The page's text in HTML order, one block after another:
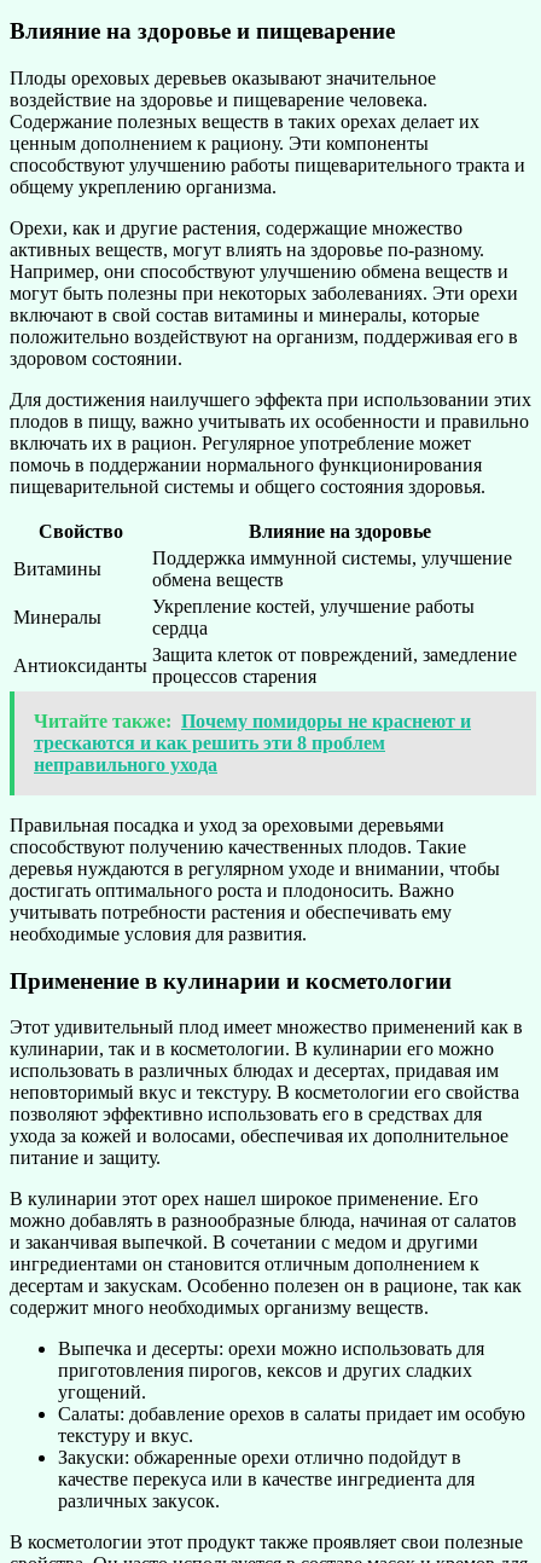
Влияние на здоровье и пищеварение
Плоды ореховых деревьев оказывают значительное
воздействие на здоровье и пищеварение человека.
Содержание полезных веществ в таких орехах делает их
ценным дополнением к рациону. Эти компоненты
способствуют улучшению работы пищеварительного тракта и
общему укреплению организма.
Орехи, как и другие растения, содержащие множество
активных веществ, могут влиять на здоровье по-разному.
Например, они способствуют улучшению обмена веществ и
могут быть полезны при некоторых заболеваниях. Эти орехи
включают в свой состав витамины и минералы, которые
положительно воздействуют на организм, поддерживая его в
здоровом состоянии.
Для достижения наилучшего эффекта при использовании этих
плодов в пищу, важно учитывать их особенности и правильно
включать их в рацион. Регулярное употребление может
помочь в поддержании нормального функционирования
пищеварительной системы и общего состояния здоровья.
Свойство
Влияние на здоровье
Витамины
Поддержка иммунной системы, улучшение
обмена веществ
Минералы
Укрепление костей, улучшение работы
сердца
Антиоксиданты
Защита клеток от повреждений, замедление
процессов старения
Читайте также: Почему помидоры не краснеют и
трескаются и как решить эти 8 проблем
неправильного ухода
Правильная посадка и уход за ореховыми деревьями
способствуют получению качественных плодов. Такие
деревья нуждаются в регулярном уходе и внимании, чтобы
достигать оптимального роста и плодоносить. Важно
учитывать потребности растения и обеспечивать ему
необходимые условия для развития.
Применение в кулинарии и косметологии
Этот удивительный плод имеет множество применений как в
кулинарии, так и в косметологии. В кулинарии его можно
использовать в различных блюдах и десертах, придавая им
неповторимый вкус и текстуру. В косметологии его свойства
позволяют эффективно использовать его в средствах для
ухода за кожей и волосами, обеспечивая их дополнительное
питание и защиту.
В кулинарии этот орех нашел широкое применение. Его
можно добавлять в разнообразные блюда, начиная от салатов
и заканчивая выпечкой. В сочетании с медом и другими
ингредиентами он становится отличным дополнением к
десертам и закускам. Особенно полезен он в рационе, так как
содержит много необходимых организму веществ.
Выпечка и десерты: орехи можно использовать для
приготовления пирогов, кексов и других сладких
угощений.
Салаты: добавление орехов в салаты придает им особую
текстуру и вкус.
Закуски: обжаренные орехи отлично подойдут в
качестве перекуса или в качестве ингредиента для
различных закусок.
В косметологии этот продукт также проявляет свои полезные